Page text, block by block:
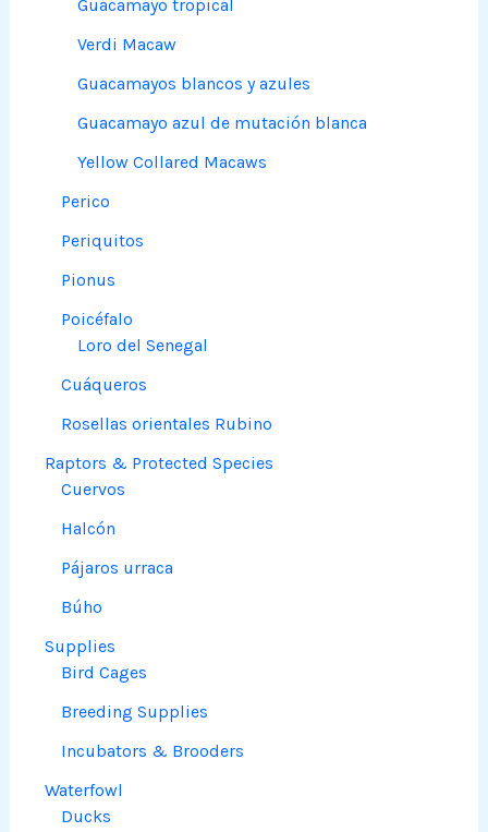
Guacamayo tropical
Verdi Macaw
Guacamayos blancos y azules
Guacamayo azul de mutación blanca
Yellow Collared Macaws
Perico
Periquitos
Pionus
Poicéfalo
Loro del Senegal
Cuáqueros
Rosellas orientales Rubino
Raptors & Protected Species
Cuervos
Halcón
Pájaros urraca
Búho
Supplies
Bird Cages
Breeding Supplies
Incubators & Brooders
Waterfowl
Ducks